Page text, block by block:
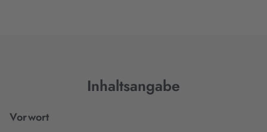
Inhaltsangabe
Vorwort